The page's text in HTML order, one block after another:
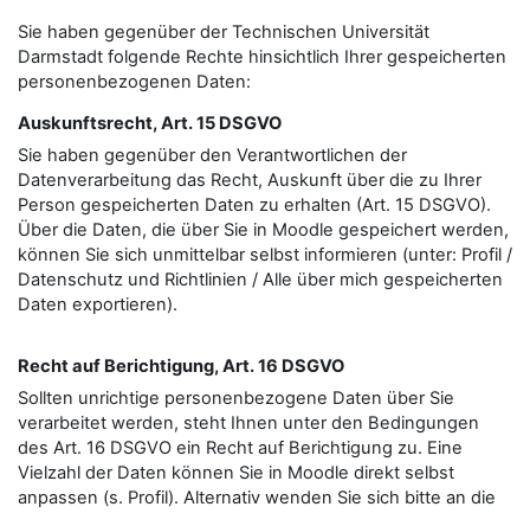
Sie haben gegenüber der Technischen Universität
Darmstadt folgende Rechte hinsichtlich Ihrer gespeicherten
personenbezogenen Daten:
Auskunftsrecht, Art. 15 DSGVO
Sie haben gegenüber den Verantwortlichen der
Datenverarbeitung das Recht, Auskunft über die zu Ihrer
Person gespeicherten Daten zu erhalten (Art. 15 DSGVO).
Über die Daten, die über Sie in Moodle gespeichert werden,
können Sie sich unmittelbar selbst informieren (unter: Profil /
Datenschutz und Richtlinien / Alle über mich gespeicherten
Daten exportieren).
Recht auf Berichtigung, Art. 16 DSGVO
Sollten unrichtige personenbezogene Daten über Sie
verarbeitet werden, steht Ihnen unter den Bedingungen
des Art. 16 DSGVO ein Recht auf Berichtigung zu. Eine
Vielzahl der Daten können Sie in Moodle direkt selbst
anpassen (s. Profil). Alternativ wenden Sie sich bitte an die